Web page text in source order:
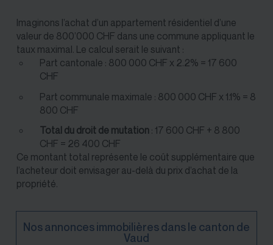
Imaginons l’achat d’un appartement résidentiel d’une
valeur de 800’000 CHF dans une commune appliquant le
taux maximal. Le calcul serait le suivant :
Part cantonale : 800 000 CHF x 2.2% = 17 600
CHF
Part communale maximale : 800 000 CHF x 1.1% = 8
800 CHF
Total du droit de mutation: 17 600 CHF + 8 800
CHF = 26 400 CHF
Ce montant total représente le coût supplémentaire que
l’acheteur doit envisager au-delà du prix d’achat de la
propriété.
Nos annonces immobilières dans le canton de
Vaud